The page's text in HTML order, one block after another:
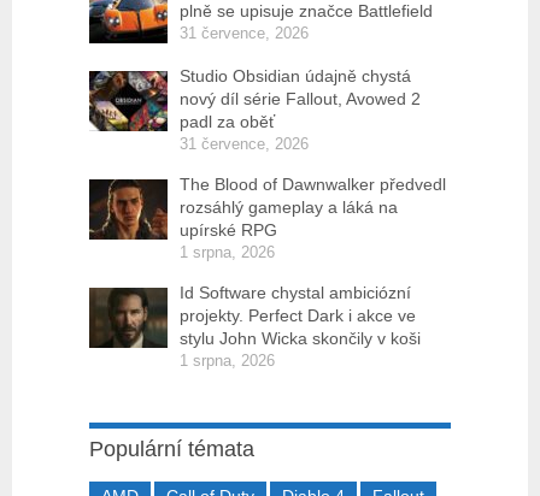
plně se upisuje značce Battlefield
31 července, 2026
Studio Obsidian údajně chystá
nový díl série Fallout, Avowed 2
padl za oběť
31 července, 2026
The Blood of Dawnwalker předvedl
rozsáhlý gameplay a láká na
upírské RPG
1 srpna, 2026
Id Software chystal ambiciózní
projekty. Perfect Dark i akce ve
stylu John Wicka skončily v koši
1 srpna, 2026
Populární témata